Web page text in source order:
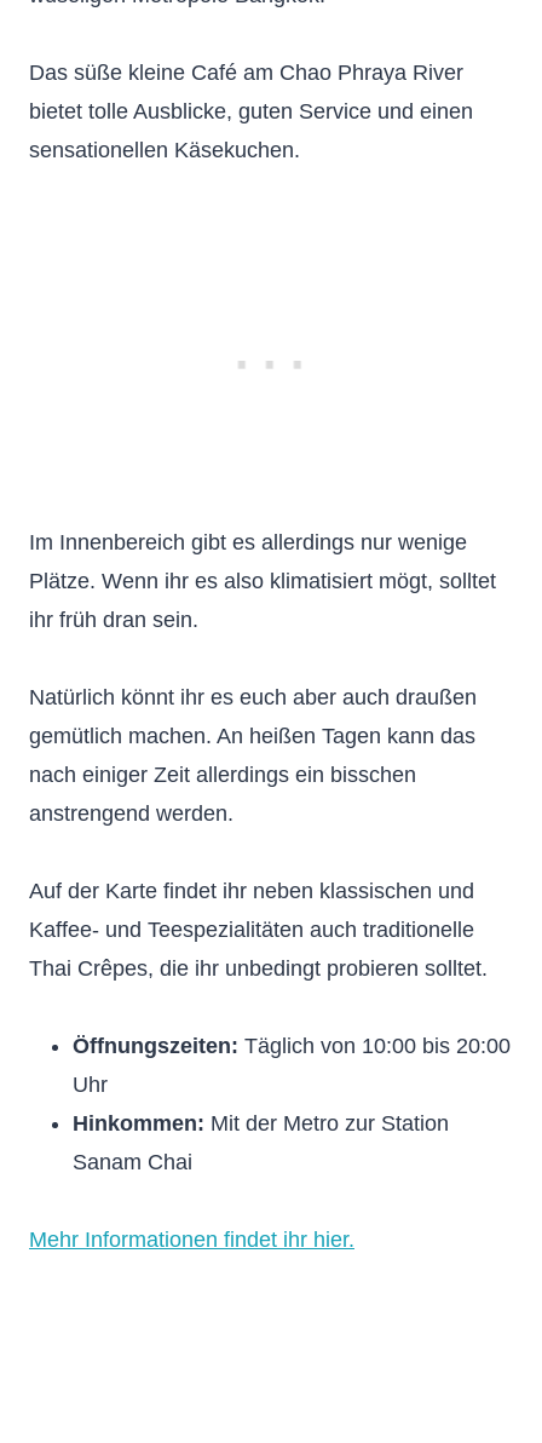
Das süße kleine Café am Chao Phraya River
bietet tolle Ausblicke, guten Service und einen
sensationellen Käsekuchen.
Im Innenbereich gibt es allerdings nur wenige
Plätze. Wenn ihr es also klimatisiert mögt, solltet
ihr früh dran sein.
Natürlich könnt ihr es euch aber auch draußen
gemütlich machen. An heißen Tagen kann das
nach einiger Zeit allerdings ein bisschen
anstrengend werden.
Auf der Karte findet ihr neben klassischen und
Kaffee- und Teespezialitäten auch traditionelle
Thai Crêpes, die ihr unbedingt probieren solltet.
Öffnungszeiten: Täglich von 10:00 bis 20:00
Uhr
Hinkommen: Mit der Metro zur Station
Sanam Chai
Mehr Informationen findet ihr hier.